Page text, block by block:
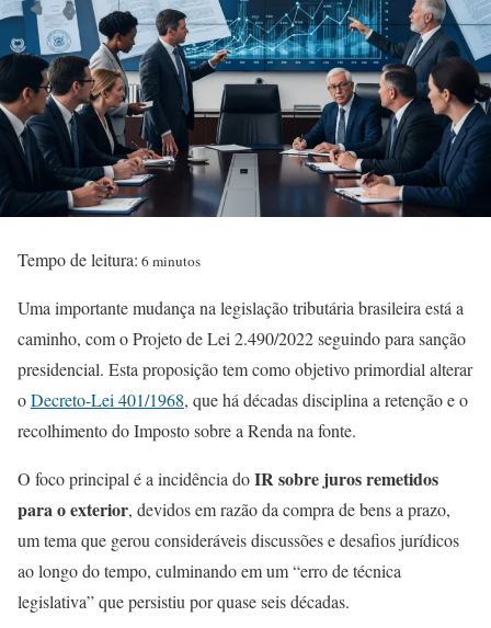
Tempo de leitura: 6 minutos
Uma importante mudança na legislação tributária brasileira está a
caminho, com o Projeto de Lei 2.490/2022 seguindo para sanção
presidencial. Esta proposição tem como objetivo primordial alterar
oDecreto-Lei 401/1968, que há décadas disciplina a retenção e o
recolhimento do Imposto sobre a Renda na fonte.
O foco principal é a incidência doIR sobre juros remetidos
para o exterior, devidos em razão da compra de bens a prazo,
um tema que gerou consideráveis discussões e desafios jurídicos
ao longo do tempo, culminando em um “erro de técnica
legislativa” que persistiu por quase seis décadas.